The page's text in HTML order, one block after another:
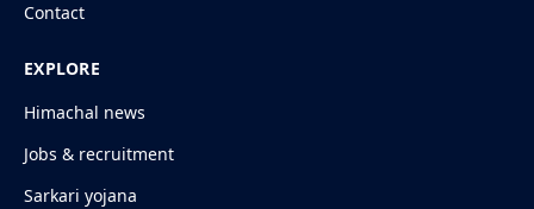
Contact
EXPLORE
Himachal news
Jobs & recruitment
Sarkari yojana